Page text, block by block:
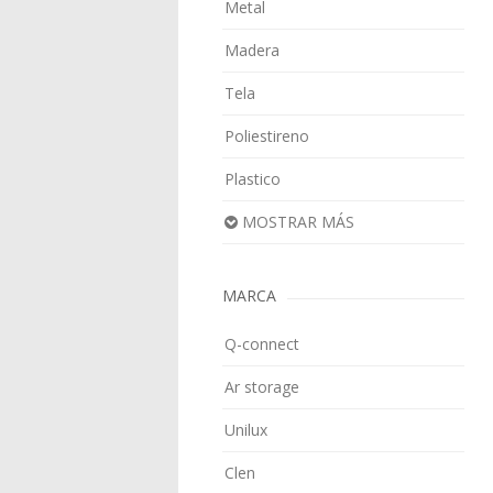
Metal
Madera
Tela
Poliestireno
Plastico
MOSTRAR MÁS
MARCA
Q-connect
Ar storage
Unilux
Clen